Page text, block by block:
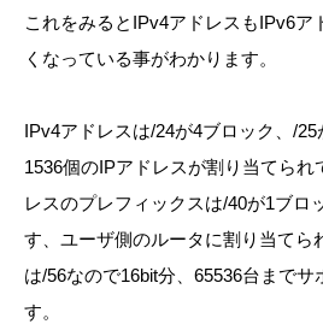
これをみるとIPv4アドレスもIPv6ア
くなっている事がわかります。
IPv4アドレスは/24が4ブロック、/
1536個のIPアドレスが割り当てられ
レスのプレフィックスは/40が1ブロ
す、ユーザ側のルータに割り当てら
は/56なので16bit分、65536台までサ
す。